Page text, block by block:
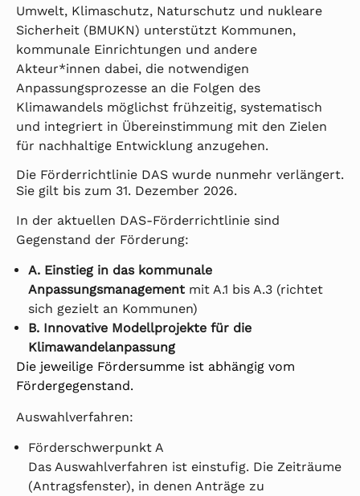
Umwelt, Klimaschutz, Naturschutz und nukleare
Sicherheit (BMUKN) unterstützt Kommunen,
kommunale Einrichtungen und andere
Akteur*innen dabei, die notwendigen
Anpassungsprozesse an die Folgen des
Klimawandels möglichst frühzeitig, systematisch
und integriert in Übereinstimmung mit den Zielen
für nachhaltige Entwicklung anzugehen.
Die Förderrichtlinie DAS wurde nunmehr verlängert.
Sie gilt bis zum 31. Dezember 2026.
In der aktuellen DAS-Förderrichtlinie sind
Gegenstand der Förderung:
A. Einstieg in das kommunale
Anpassungsmanagement mit A.1 bis A.3 (richtet
sich gezielt an Kommunen)
B. Innovative Modellprojekte für die
Klimawandelanpassung
Die jeweilige Fördersumme ist abhängig vom
Fördergegenstand.
Auswahlverfahren:
Förderschwerpunkt A
Das Auswahlverfahren ist einstufig. Die Zeiträume
(Antragsfenster), in denen Anträge zu